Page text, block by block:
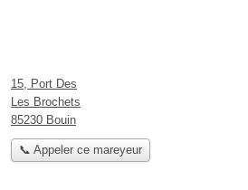
15, Port Des
Les Brochets
85230 Bouin
📞 Appeler ce mareyeur